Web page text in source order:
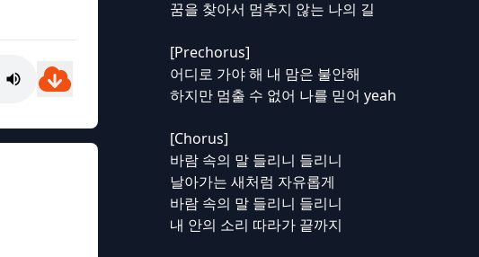
꿈을 찾아서 멈추지 않는 나의 길
[Prechorus]
어디로 가야 해 내 맘은 불안해
하지만 멈출 수 없어 나를 믿어 yeah
[Chorus]
바람 속의 말 들리니 들리니
날아가는 새처럼 자유롭게
바람 속의 말 들리니 들리니
내 안의 소리 따라가 끝까지